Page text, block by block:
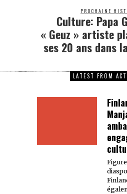
PROCHAINE
Culture: Papa
« Geuz » artiste
ses 20 ans dans
LATEST FROM